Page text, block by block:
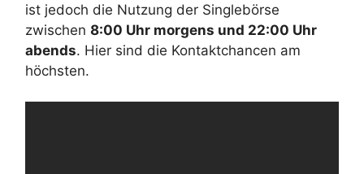
ist jedoch die Nutzung der Singlebörse
zwischen 8:00 Uhr morgens und 22:00 Uhr
abends. Hier sind die Kontaktchancen am
höchsten.